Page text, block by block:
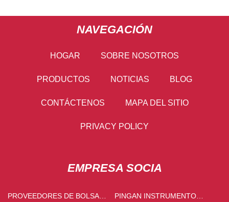
NAVEGACIÓN
HOGAR SOBRE NOSOTROS
PRODUCTOS NOTICIAS BLOG
CONTÁCTENOS MAPA DEL SITIO
PRIVACY POLICY
EMPRESA SOCIA
PROVEEDORES DE BOLSAS PINGAN INSTRUMENTO